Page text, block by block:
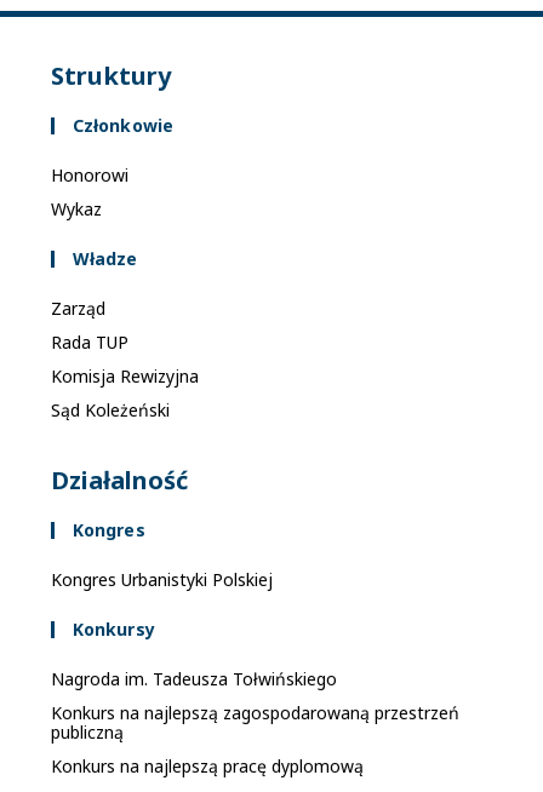
Struktury
Członkowie
Honorowi
Wykaz
Władze
Zarząd
Rada TUP
Komisja Rewizyjna
Sąd Koleżeński
Działalność
Kongres
Kongres Urbanistyki Polskiej
Konkursy
Nagroda im. Tadeusza Tołwińskiego
Konkurs na najlepszą zagospodarowaną przestrzeń
publiczną
Konkurs na najlepszą pracę dyplomową